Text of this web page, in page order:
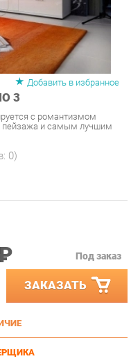
Добавить в избранное
с романтизмом
и самым лучшим
ЗАКАЗАТЬ